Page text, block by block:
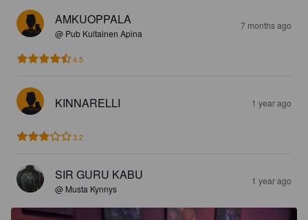
AMKUOPPALA
@ Pub Kultainen Apina
7 months ago
4.5
KINNARELLI 1 year ago
3.2
SIR GURU KABU
@ Musta Kynnys
1 year ago